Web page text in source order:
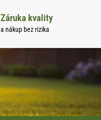
Záruka kvality
a nákup bez rizika